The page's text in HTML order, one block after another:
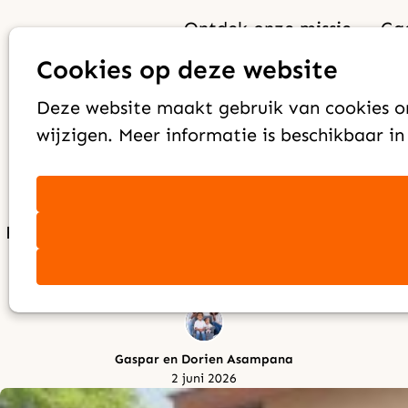
Cookies op deze website
Deze website maakt gebruik van cookies
wijzigen. Meer informatie is beschikbaar
Ontdek onze missie
Gezamenlijke
groentetuin als
impactvol initiatief
Relaties bouwen via een huiskerk en duurzame
Gaspar en Dorien Asampana
2 juni 2026